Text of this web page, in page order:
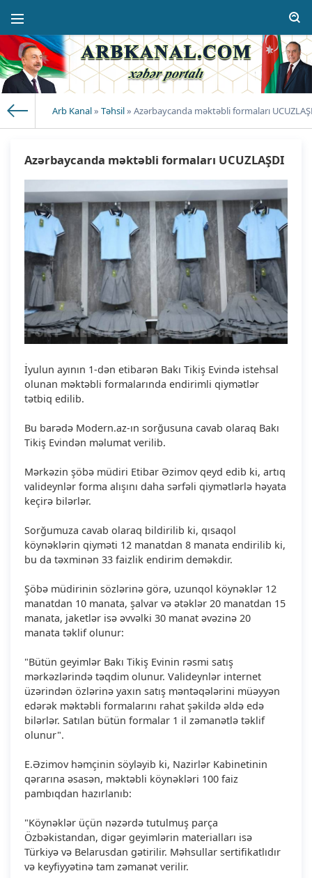
Arb Kanal» Təhsil» Azərbaycanda məktəbli formaları
Azərbaycanda məktəbli formaları UCUZLAŞDI
İyulun ayının 1-dən etibarən Bakı Tikiş Evində istehsal
olunan məktəbli formalarında endirimli qiymətlər
tətbiq edilib.
Bu barədə Modern.az-ın sorğusuna cavab olaraq Bakı
Tikiş Evindən məlumat verilib.
Mərkəzin şöbə müdiri Etibar Əzimov qeyd edib ki, artıq
valideynlər forma alışını daha sərfəli qiymətlərlə həyata
keçirə bilərlər.
Sorğumuza cavab olaraq bildirilib ki, qısaqol
köynəklərin qiyməti 12 manatdan 8 manata endirilib ki,
bu da təxminən 33 faizlik endirim deməkdir.
Şöbə müdirinin sözlərinə görə, uzunqol köynəklər 12
manatdan 10 manata, şalvar və ətəklər 20 manatdan 15
manata, jaketlər isə əvvəlki 30 manat əvəzinə 20
manata təklif olunur:
"Bütün geyimlər Bakı Tikiş Evinin rəsmi satış
mərkəzlərində təqdim olunur. Valideynlər internet
üzərindən özlərinə yaxın satış məntəqələrini müəyyən
edərək məktəbli formalarını rahat şəkildə əldə edə
bilərlər. Satılan bütün formalar 1 il zəmanətlə təklif
olunur".
E.Əzimov həmçinin söyləyib ki, Nazirlər Kabinetinin
qərarına əsasən, məktəbli köynəkləri 100 faiz
pambıqdan hazırlanıb:
"Köynəklər üçün nəzərdə tutulmuş parça
Özbəkistandan, digər geyimlərin materialları isə
Türkiyə və Belarusdan gətirilir. Məhsullar sertifikatlıdır
və keyfiyyətinə tam zəmanət verilir.